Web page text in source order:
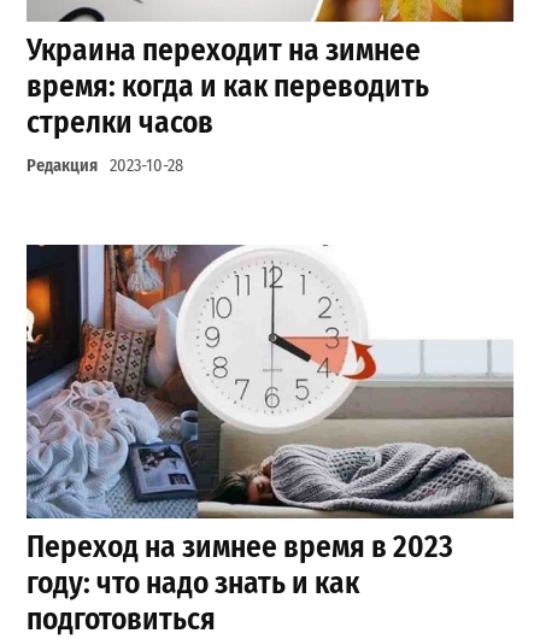
Украина переходит на зимнее
время: когда и как переводить
стрелки часов
Редакция 2023-10-28
Переход на зимнее время в 2023
году: что надо знать и как
подготовиться